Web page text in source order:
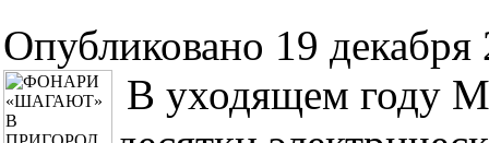
Опубликовано 19 декабря
В уходящем году